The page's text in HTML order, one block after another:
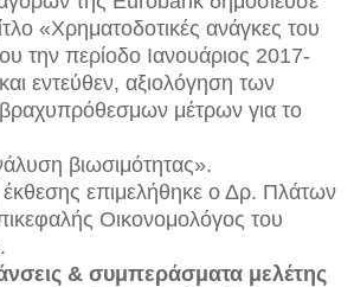
«Χρηματοδοτικές ανάγκες του
την περίοδο Ιανουάριος 2017-
εντεύθεν, αξιολόγηση των
μέτρων για το
βιωσιμότητας».
επιμελήθηκε ο Δρ. Πλάτων
Οικονομολόγος του
& συμπεράσματα μελέτης